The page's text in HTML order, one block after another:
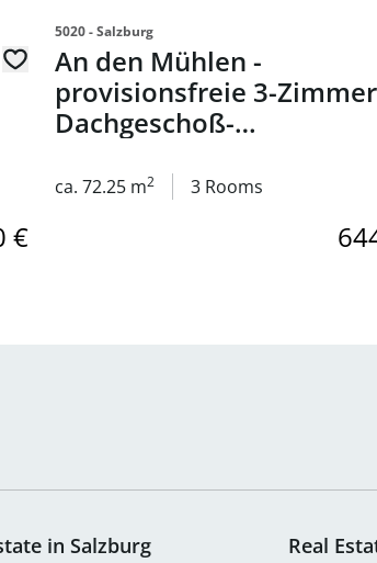
€
5020 - Salzburg
An den Mühlen -
provisionsfreie 3-
Dachgeschoß-
Salzburg - zum Kauf
ca. 72.25 m2 3 Rooms
in Salzburg Real